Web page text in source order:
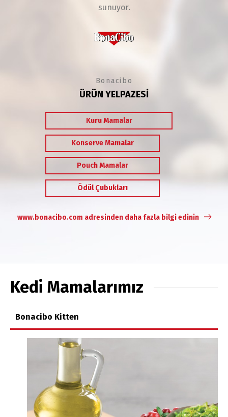
sunuyor.
Bonacibo
ÜRÜN YELPAZESİ
Kuru Mamalar
Konserve Mamalar
Pouch Mamalar
Ödül Çubukları
www.bonacibo.com adresinden daha fazla bilgi edinin
Kedi Mamalarımız
Bonacibo Kitten